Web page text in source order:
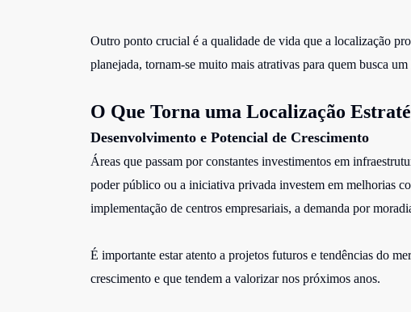
Outro ponto crucial é a qualidade de vida que a localização
planejada, tornam-se muito mais atrativas para quem busca
O Que Torna uma Localização
Desenvolvimento e Potencial de Crescimento
Áreas que passam por constantes investimentos em
poder público ou a iniciativa privada investem em melhorias
implementação de centros empresariais, a demanda por
É importante estar atento a projetos futuros e tendências do
crescimento e que tendem a valorizar nos próximos anos.